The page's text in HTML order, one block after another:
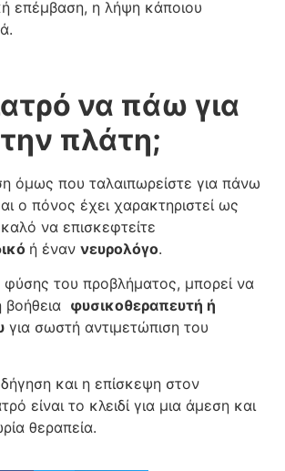
επέμβαση, η λήψη κάποιου
να πάω για
πλάτη;
όμως που ταλαιπωρείστε για πάνω
ο πόνος έχει χαρακτηριστεί ως
καλό να επισκεφτείτε
ή έναν νευρολόγο.
του προβλήματος, μπορεί να
βοήθεια φυσικοθεραπευτή ή
για σωστή αντιμετώπιση του
και η επίσκεψη στον
είναι το κλειδί για μια άμεση και
θεραπεία.